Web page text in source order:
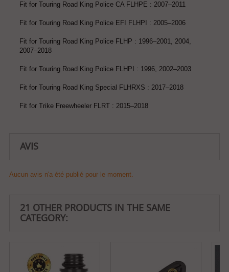
Fit for Touring Road King Police CA FLHPE : 2007–2011
Fit for Touring Road King Police EFI FLHPI : 2005–2006
Fit for Touring Road King Police FLHP : 1996–2001, 2004,
2007–2018
Fit for Touring Road King Police FLHPI : 1996, 2002–2003
Fit for Touring Road King Special FLHRXS : 2017–2018
Fit for Trike Freewheeler FLRT : 2015–2018
AVIS
Aucun avis n'a été publié pour le moment.
21 OTHER PRODUCTS IN THE SAME
CATEGORY: